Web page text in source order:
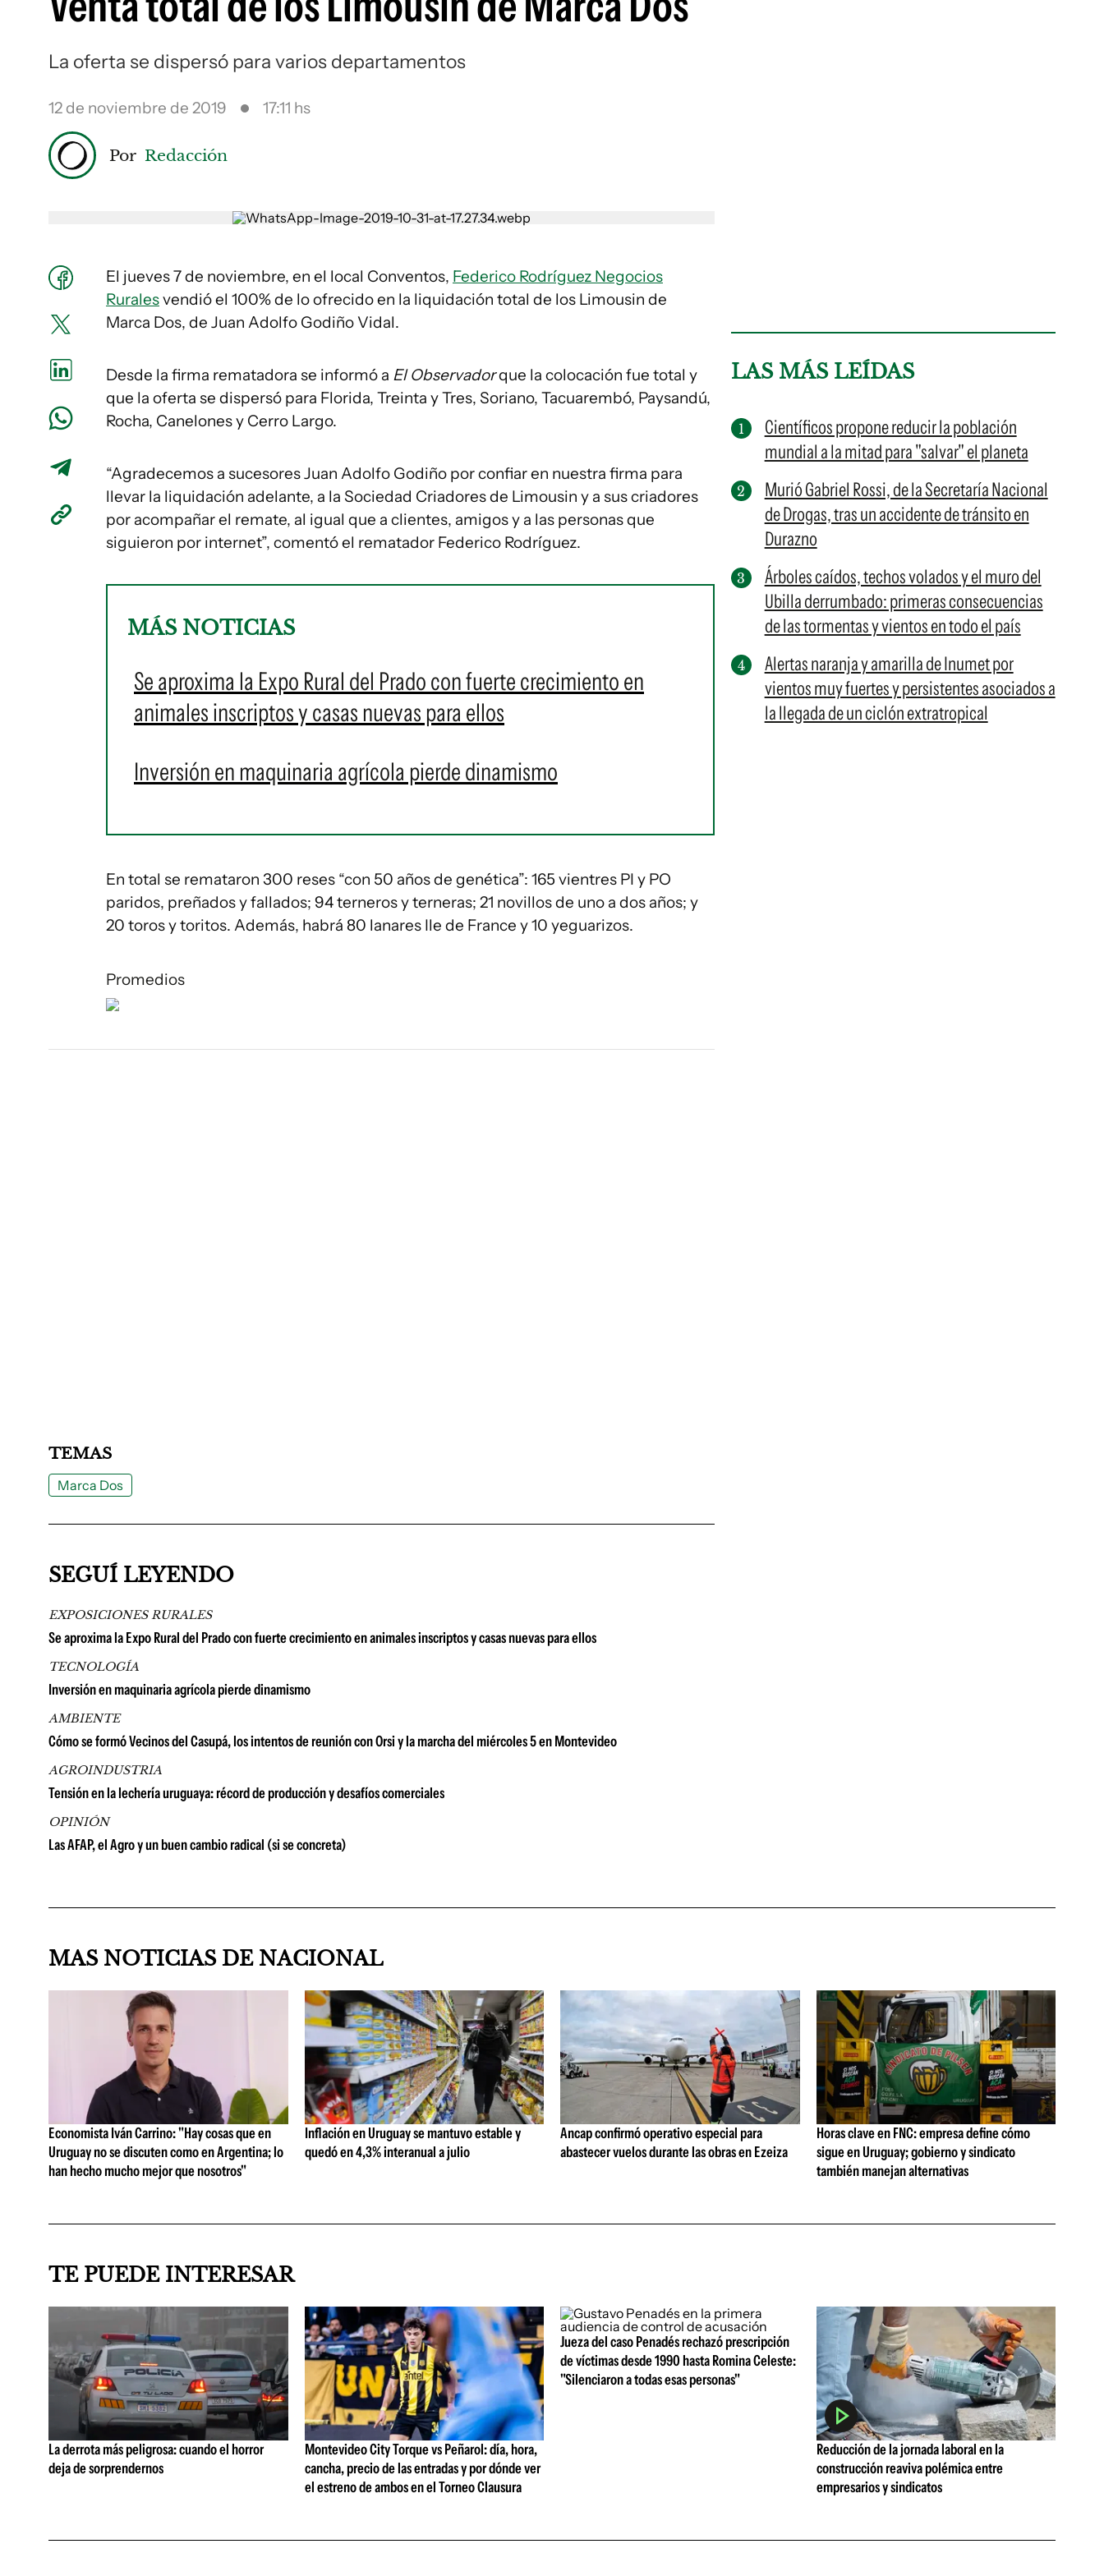
La oferta se dispersó para varios departamentos
12 de noviembre de 2019 17:11 hs
Por Redacción
El jueves 7 de noviembre, en el local Conventos, Federico Rodríguez Negocios
Ruralesvendió el 100% de lo ofrecido en la liquidación total de los Limousin de
Marca Dos, de Juan Adolfo Godiño Vidal.
Desde la firma rematadora se informó a El Observadorque la colocación fue total y
que la oferta se dispersó para Florida, Treinta y Tres, Soriano, Tacuarembó, Paysandú,
Rocha, Canelones y Cerro Largo.
“Agradecemos a sucesores Juan Adolfo Godiño por confiar en nuestra firma para
llevar la liquidación adelante, a la Sociedad Criadores de Limousin y a sus criadores
por acompañar el remate, al igual que a clientes, amigos y a las personas que
siguieron por internet”, comentó el rematador Federico Rodríguez.
MÁS NOTICIAS
Se aproxima la Expo Rural del Prado con fuerte crecimiento en
animales inscriptos y casas nuevas para ellos
Inversión en maquinaria agrícola pierde dinamismo
En total se remataron 300 reses “con 50 años de genética”: 165 vientres PI y PO
paridos, preñados y fallados; 94 terneros y terneras; 21 novillos de uno a dos años; y
20 toros y toritos. Además, habrá 80 lanares Ile de France y 10 yeguarizos.
Promedios
LAS MÁS LEÍDAS
Científicos propone reducir la población
mundial a la mitad para "salvar" el planeta
Murió Gabriel Rossi, de la Secretaría Nacional
de Drogas, tras un accidente de tránsito en
Durazno
Árboles caídos, techos volados y el muro del
Ubilla derrumbado: primeras consecuencias
de las tormentas y vientos en todo el país
Alertas naranja y amarilla de Inumet por
vientos muy fuertes y persistentes asociados a
la llegada de un ciclón extratropical
TEMAS
Marca Dos
SEGUÍ LEYENDO
EXPOSICIONES RURALES
Se aproxima la Expo Rural del Prado con fuerte crecimiento en animales inscriptos y casas nuevas para ellos
TECNOLOGÍA
Inversión en maquinaria agrícola pierde dinamismo
AMBIENTE
Cómo se formó Vecinos del Casupá, los intentos de reunión con Orsi y la marcha del miércoles 5 en Montevideo
AGROINDUSTRIA
Tensión en la lechería uruguaya: récord de producción y desafíos comerciales
OPINIÓN
Las AFAP, el Agro y un buen cambio radical (si se concreta)
MAS NOTICIAS DE NACIONAL
Economista Iván Carrino: "Hay cosas que en
Uruguay no se discuten como en Argentina; lo
han hecho mucho mejor que nosotros"
Inflación en Uruguay se mantuvo estable y
quedó en 4,3% interanual a julio
Ancap confirmó operativo especial para
abastecer vuelos durante las obras en Ezeiza
Horas clave en FNC: empresa define cómo
sigue en Uruguay; gobierno y sindicato
también manejan alternativas
TE PUEDE INTERESAR
La derrota más peligrosa: cuando el horror
deja de sorprendernos
Montevideo City Torque vs Peñarol: día, hora,
cancha, precio de las entradas y por dónde ver
el estreno de ambos en el Torneo Clausura
Jueza del caso Penadés rechazó prescripción
de víctimas desde 1990 hasta Romina Celeste:
"Silenciaron a todas esas personas"
Reducción de la jornada laboral en la
construcción reaviva polémica entre
empresarios y sindicatos